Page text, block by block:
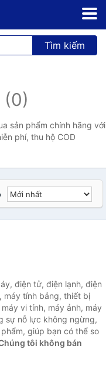
Tìm kiếm
(0)
sản phẩm chính hãng với
phí, thu hộ COD
điện tử, điện lạnh, điện
máy tính bảng, thiết bị
vi tính, máy ảnh, máy
sự nỗ lực không ngừng,
giúp bạn có thể so
tôi không bán